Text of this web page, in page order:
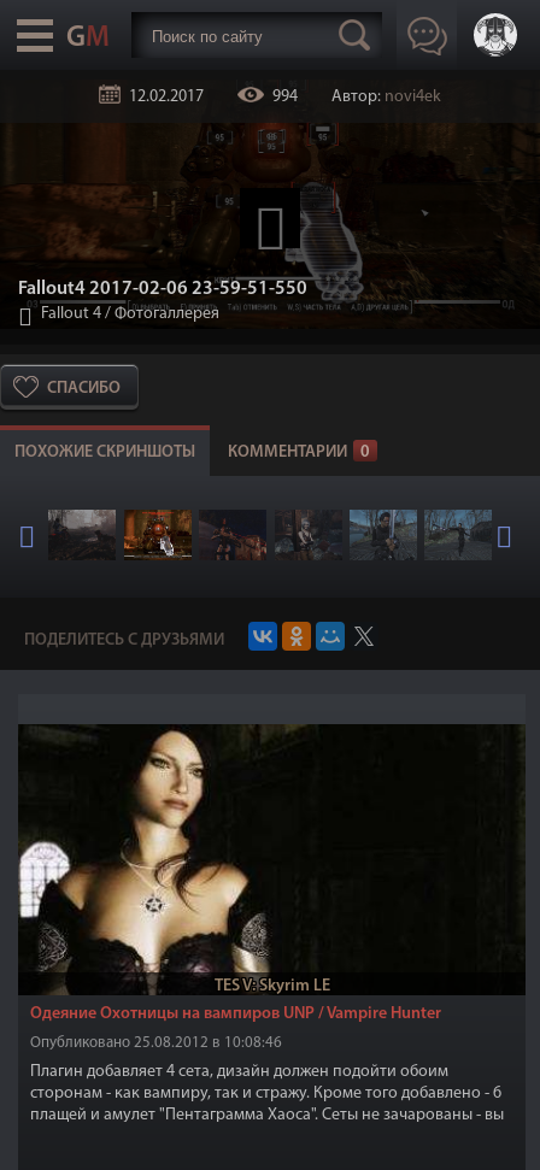
12.02.2017 994 Автор: novi4ek
Fallout4 2017-02-06 23-59-51-550
Fallout 4 / Фотогаллерея
СПАСИБО
ПОХОЖИЕ СКРИНШОТЫ КОММЕНТАРИИ 0
ПОДЕЛИТЕСЬ С ДРУЗЬЯМИ
TES V: Skyrim LE
Одеяние Охотницы на вампиров UNP / Vampire Hunter
Опубликовано 25.08.2012 в 10:08:46
Плагин добавляет 4 сета, дизайн должен подойти обоим
сторонам - как вампиру, так и стражу. Кроме того добавлено - 6
плащей и амулет "Пентаграмма Хаоса". Сеты не зачарованы - вы